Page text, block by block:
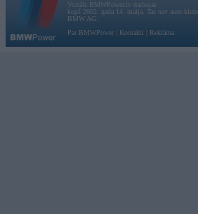
Vortāls BMWPower.lv darbojas
kopš 2002. gada 14. maija. Tas nav auto
BMW AG.
Par BMWPower
Kontakti Reklāma